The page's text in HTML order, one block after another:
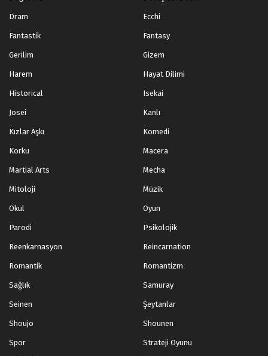
Legend of Xianwu 5.Bölüm
Legend of Xianwu 4.Bölüm
Legend of Xianwu 3.Bölüm
Legend of Xianwu 2.Bölüm
Legend of Xianwu 1.Bölüm
Dram Ecchi
Fantastik Fantasy
Gerilim Gizem
Harem Hayat Dilimi
Historical Isekai
Josei Kanlı
Kızlar Aşkı Komedi
Korku Macera
Martial Arts Mecha
Mitoloji Müzik
Okul Oyun
Parodi Psikolojik
Reenkarnasyon Reincarnation
Romantik Romantizm
Sağlık Samuray
Seinen Şeytanlar
Shoujo Shounen
Spor Strateji Oyunu